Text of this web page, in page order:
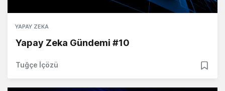
YAPAY ZEKA
Yapay Zeka Gündemi #10
Tuğçe İçözü